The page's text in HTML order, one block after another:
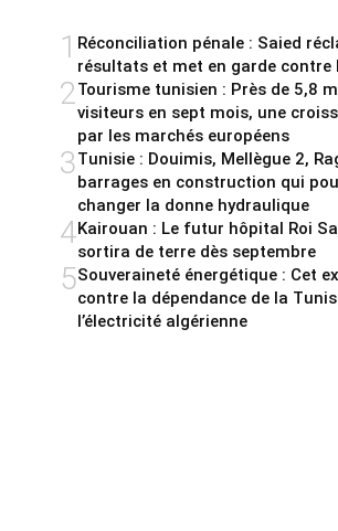
1 Réconciliation pénale : Saied
résultats et met en garde contre
2Tourisme tunisien : Près de 5,8
visiteurs en sept mois, une
par les marchés européens
3Tunisie : Douimis, Mellègue 2,
barrages en construction qui
changer la donne hydraulique
4Kairouan : Le futur hôpital Roi
sortira de terre dès septembre
5Souveraineté énergétique : Cet
contre la dépendance de la
l’électricité algérienne